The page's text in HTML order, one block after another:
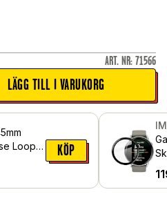
ART. NR: 71566
LÄGG TILL I VARUKORG
Loop,
KÖP